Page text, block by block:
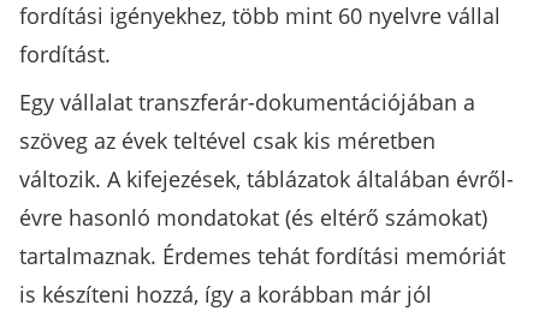
fordítási igényekhez, több mint 60 nyelvre vállal
fordítást.
Egy vállalat transzferár-dokumentációjában a
szöveg az évek teltével csak kis méretben
változik. A kifejezések, táblázatok általában évről-
évre hasonló mondatokat (és eltérő számokat)
tartalmaznak. Érdemes tehát fordítási memóriát
is készíteni hozzá, így a korábban már jól